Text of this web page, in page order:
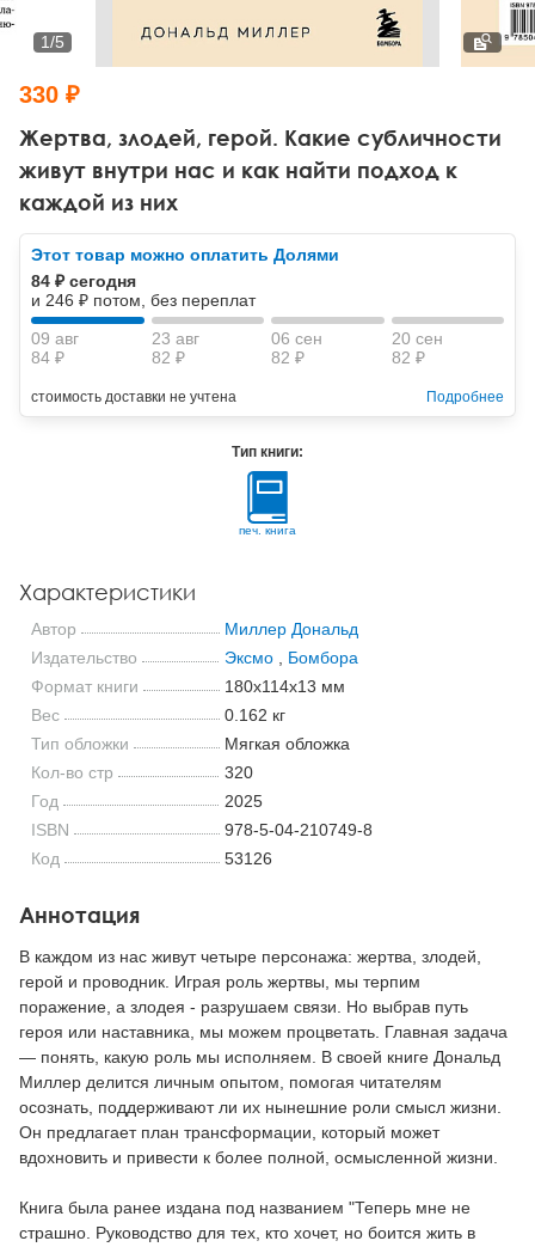
Тревожные расстройства, панические атаки
Другие направления психотерапии
Классический, эриксоновский гипноз и НЛП
НЛП
Психология труда и эргономика
Социальная психология
Социальная и организационная психология
Классический и юнгианский психоанализ
Жертва, злодей, герой. Какие субличности
живут внутри нас и как найти подход к
каждой из них
1/5
330 ₽
Этот товар можно оплатить Долями
84 ₽ сегодня
и 246 ₽ потом, без переплат
09 авг
84 ₽
23 авг
82 ₽
06 сен
82 ₽
20 сен
82 ₽
стоимость доставки не учтена Подробнее
Тип книги:
печ. книга
Характеристики
Автор
Миллер Дональд
Издательство
Эксмо, Бомбора
Формат книги
180x114x13 мм
Вес
0.162 кг
Тип обложки
Мягкая обложка
Кол-во стр
320
Год
2025
ISBN
978-5-04-210749-8
Код
53126
Аннотация
В каждом из нас живут четыре персонажа: жертва, злодей,
герой и проводник. Играя роль жертвы, мы терпим
поражение, а злодея - разрушаем связи. Но выбрав путь
героя или наставника, мы можем процветать. Главная задача
— понять, какую роль мы исполняем. В своей книге Дональд
Миллер делится личным опытом, помогая читателям
осознать, поддерживают ли их нынешние роли смысл жизни.
Он предлагает план трансформации, который может
вдохновить и привести к более полной, осмысленной жизни.
Книга была ранее издана под названием "Теперь мне не
страшно. Руководство для тех, кто хочет, но боится жить в